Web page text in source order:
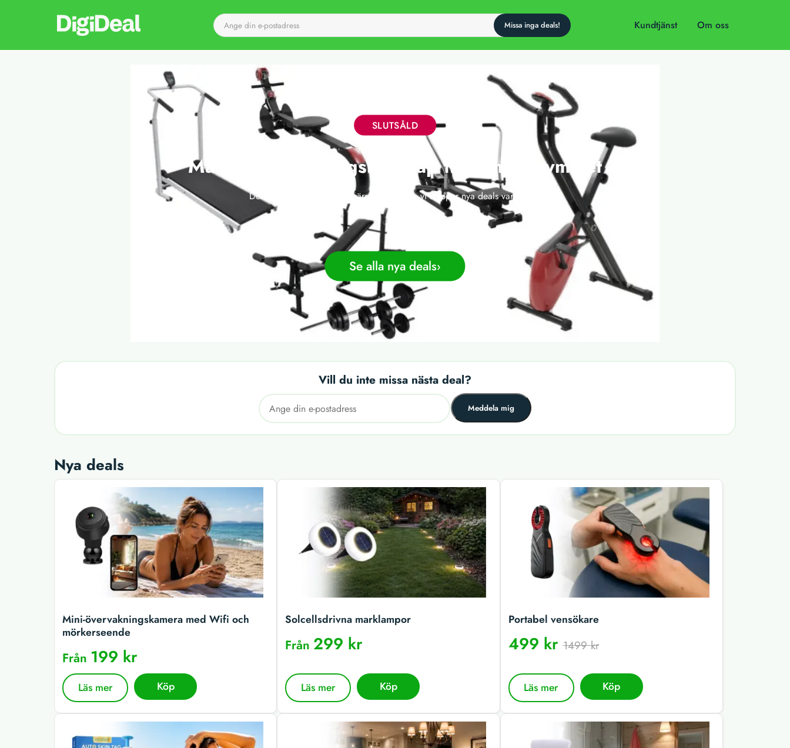
Till startsidan Kundtjänst Om oss
SLUTSÅLD
Mångsidiga träningsredskap till hemmagymmet
Det här erbjudandet har tyvärr gått ut, men vi släpper nya deals varje dag!
Se alla nya deals
Vill du inte missa nästa deal?
Meddela mig
Nya deals
Mini-övervakningskamera med Wifi och
mörkerseende
Från 199 kr
Läs mer Köp
Solcellsdrivna marklampor
Från299 kr
Läs mer Köp
Portabel vensökare
499 kr1499 kr
Läs mer Köp